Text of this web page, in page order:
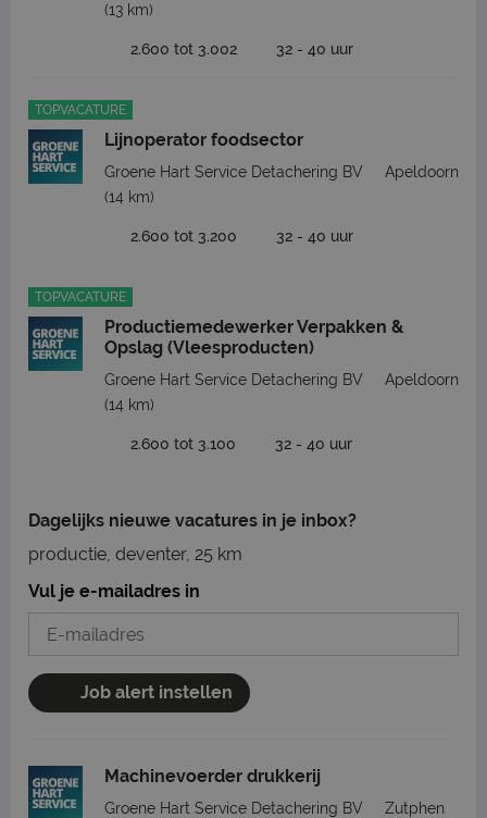
(13 km)
2.600 tot 3.002 32 - 40 uur
TOPVACATURE
Lijnoperator foodsector
Groene Hart Service Detachering BV
Apeldoorn
(14 km)
2.600 tot 3.200 32 - 40 uur
TOPVACATURE
Productiemedewerker Verpakken &
Opslag (Vleesproducten)
Groene Hart Service Detachering BV
Apeldoorn
(14 km)
2.600 tot 3.100 32 - 40 uur
Dagelijks nieuwe vacatures in je inbox?
productie, deventer, 25 km
Vul je e-mailadres in
Job alert instellen
Machinevoerder drukkerij
Groene Hart Service Detachering BV
Zutphen